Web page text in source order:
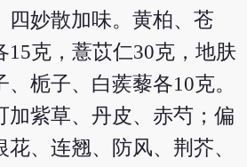
四妙散加味。黄柏、苍
15克，薏苡仁30克，地肤
、栀子、白蒺藜各10克。
加紫草、丹皮、赤芍；偏
花、连翘、防风、荆芥、